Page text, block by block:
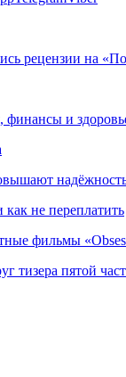
рецензии на
и
надёжность
как не переплатить
фильмы
тизера пятой